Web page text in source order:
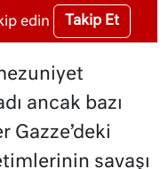
edin Takip Et
ancak bazı
Gazze’deki
savaşı